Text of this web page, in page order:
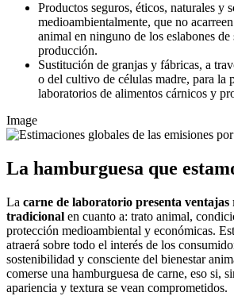
Productos seguros, éticos, naturales y
medioambientalmente, que no
animal en ninguno de los eslabones de
producción.
Sustitución de granjas y fábricas, a
o del cultivo de células madre, para la
laboratorios de alimentos cárnicos y
Image
La hamburguesa que
La carne de laboratorio presenta ventajas
tradicional en cuanto a: trato animal,
protección medioambiental y económicas.
atraerá sobre todo el interés de los
sostenibilidad y consciente del bienestar
comerse una hamburguesa de carne, eso si,
apariencia y textura se vean comprometidos.